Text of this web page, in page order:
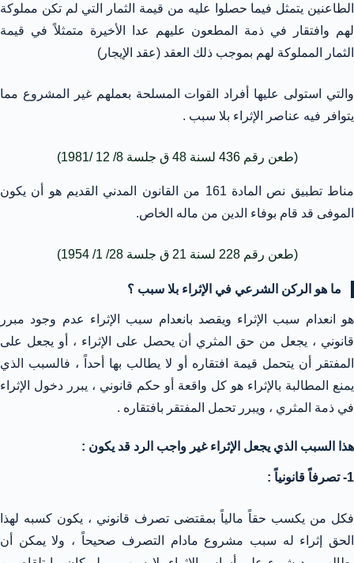
الطاعنين يتمثل فيما حصلوا عليه من قيمة الثمار التي لم تكن مملوكة
لهم وافتقار في ذمة المطعون عليهم عدا الأخيرة متمثلاً في قيمة
الثمار المملوكة لهم بموجب ذلك العقد (عقد الإيجار)
والتي استولى عليها أفراد القوات المسلحة بعملهم غير المشروع مما
يتوافر فيه عناصر الإثراء بلا سبب .
(طعن رقم 436 لسنة 48 ق جلسة 8/ 12 /1981)
مناط تطبيق نص المادة 161 من القانون المدني القديم هو أن يكون
الموفى قد قام بوفاء الدين من ماله الخاص.
(طعن رقم 228 لسنة 21 ق جلسة 28/ 1/ 1954)
ما هو الركن الشرعي في الإثراء بلا سبب ؟
هو انعدام سبب الإثراء ويقصد بانعدام سبب الإثراء عدم وجود مبرر
قانوني ، يجعل من حق المثري أن يحصل على الإثراء ، أو يجعل على
المفتقر أن يتحمل قيمة افتقاره أو لا يطالب بها أحداً ، فالسبب الذي
يمنع المطالبة بالإثراء هو كل واقعة أو حكم قانوني ، يبرر دخول الإثراء
في ذمة المثري ، ويبرر تحمل المفتقر بافتقاره .
هذا السبب الذي يجعل الإثراء غير واجب الرد قد يكون :
1- تصرفاً قانونياً :
فكل من يكسب حقاً مالياً بمقتضى تصرف قانوني ، يكون كسبه لهذا
الحق إثراء له سبب مشروع مادام التصرف صحيحاً ، ولا يمكن أن